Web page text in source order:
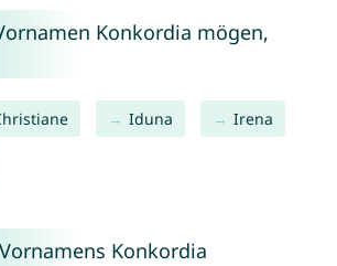
Konkordia mögen,
Iduna Irena
Konkordia